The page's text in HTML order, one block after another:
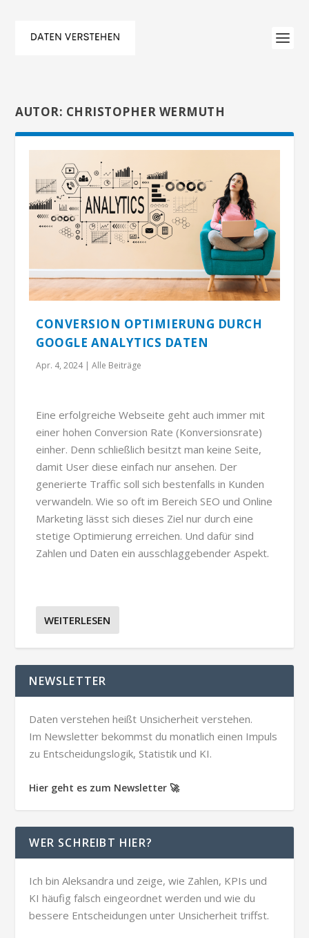
AUTOR: CHRISTOPHER WERMUTH
CONVERSION OPTIMIERUNG DURCH
GOOGLE ANALYTICS DATEN
Apr. 4, 2024|Alle Beiträge
Eine erfolgreiche Webseite geht auch immer mit
einer hohen Conversion Rate (Konversionsrate)
einher. Denn schließlich besitzt man keine Seite,
damit User diese einfach nur ansehen. Der
generierte Traffic soll sich bestenfalls in Kunden
verwandeln. Wie so oft im Bereich SEO und Online
Marketing lässt sich dieses Ziel nur durch eine
stetige Optimierung erreichen. Und dafür sind
Zahlen und Daten ein ausschlaggebender Aspekt.
WEITERLESEN
NEWSLETTER
Daten verstehen heißt Unsicherheit verstehen.
Im Newsletter bekommst du monatlich einen Impuls
zu Entscheidungslogik, Statistik und KI.
Hier geht es zum Newsletter 🚀
WER SCHREIBT HIER?
Ich bin Aleksandra und zeige, wie Zahlen, KPIs und
KI häufig falsch eingeordnet werden und wie du
bessere Entscheidungen unter Unsicherheit triffst.